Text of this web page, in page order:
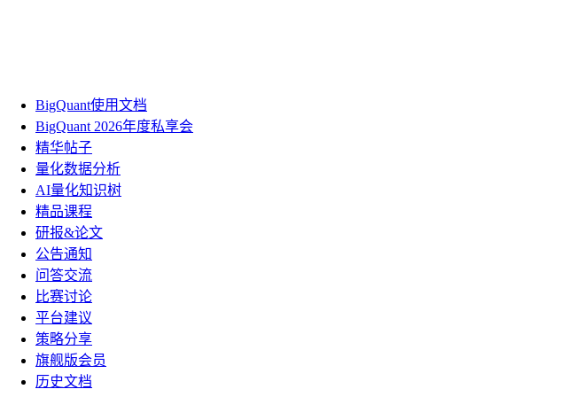
BigQuant使用文档
BigQuant 2026年度私享会
精华帖子
量化数据分析
AI量化知识树
精品课程
研报&论文
公告通知
问答交流
比赛讨论
平台建议
策略分享
旗舰版会员
历史文档